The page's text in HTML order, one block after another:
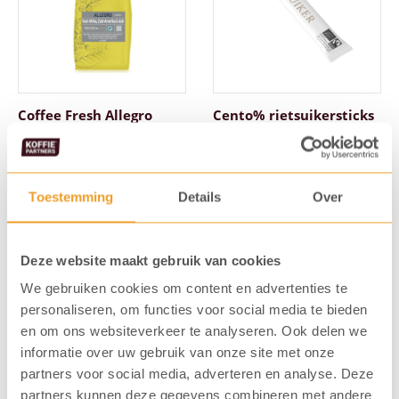
Toestemming Details Over
Deze website maakt gebruik van cookies
We gebruiken cookies om content en advertenties te
personaliseren, om functies voor social media te bieden
en om ons websiteverkeer te analyseren. Ook delen we
informatie over uw gebruik van onze site met onze
partners voor social media, adverteren en analyse. Deze
partners kunnen deze gegevens combineren met andere
Coffee Fresh Allegro
Filterkoffie
Art. nummer: 5009
20,57
Cento% rietsuikersticks
Art. nummer: 6020
€